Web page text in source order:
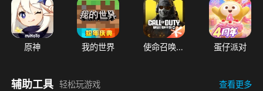
原神 我的世界 使命召唤手游 蛋仔派对
辅助工具 轻松玩游戏 查看更多